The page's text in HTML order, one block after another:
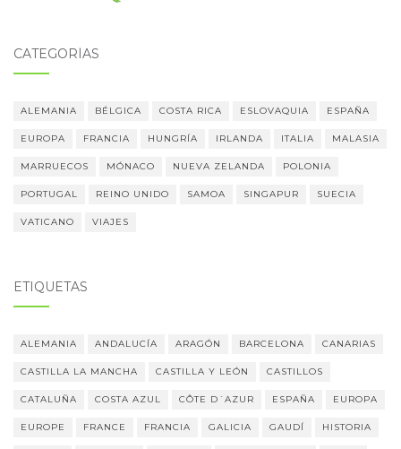
CATEGORÍAS
ALEMANIA BÉLGICA COSTA RICA ESLOVAQUIA ESPAÑA
EUROPA FRANCIA HUNGRÍA IRLANDA ITALIA MALASIA
MARRUECOS MÓNACO NUEVA ZELANDA POLONIA
PORTUGAL REINO UNIDO SAMOA SINGAPUR SUECIA
VATICANO VIAJES
ETIQUETAS
ALEMANIA ANDALUCÍA ARAGÓN BARCELONA CANARIAS
CASTILLA LA MANCHA CASTILLA Y LEÓN CASTILLOS
CATALUÑA COSTA AZUL CÔTE D´AZUR ESPAÑA EUROPA
EUROPE FRANCE FRANCIA GALICIA GAUDÍ HISTORIA